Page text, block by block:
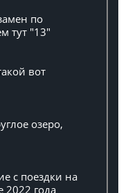
по
тут "13"
вот
озеро,
с поездки на
2022 года